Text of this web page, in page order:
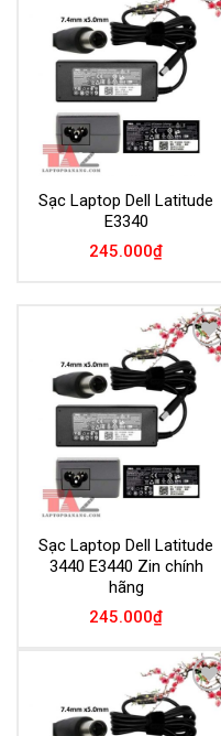
Add to
Wishlist
Sạc Laptop Dell Latitude
E3340
245.000₫
Add to
Wishlist
Sạc Laptop Dell Latitude
3440 E3440 Zin chính
hãng
245.000₫
Add to
Wishlist